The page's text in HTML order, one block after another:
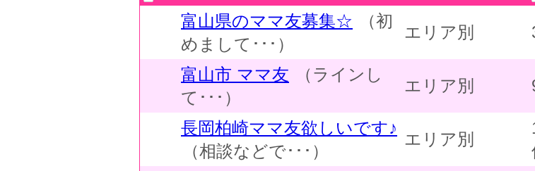
富山県のママ友募集☆
（初
めまして･･･）
エリア別
富山市 ママ友
（ラインし
て･･･）
エリア別
長岡柏崎ママ友欲しいです♪
（相談などで･･･）
エリア別